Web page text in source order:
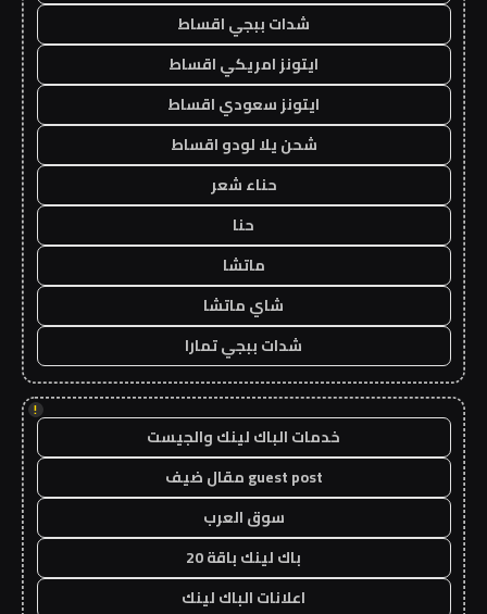
شدات ببجي اقساط
ايتونز امريكي اقساط
ايتونز سعودي اقساط
شحن يلا لودو اقساط
حناء شعر
حنا
ماتشا
شاي ماتشا
شدات ببجي تمارا
!
خدمات الباك لينك والجيست
guest post مقال ضيف
سوق العرب
باك لينك باقة 20
اعلانات الباك لينك